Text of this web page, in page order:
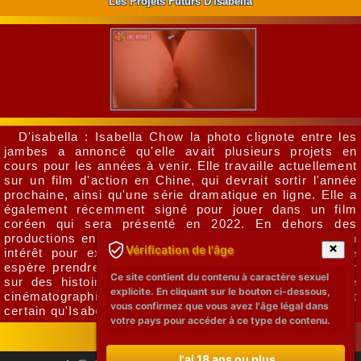
D'isabella : Isabella Chow la photo clignote entre les
jambes a annoncé qu'elle avait plusieurs projets en
cours pour les années à venir. Elle travaille actuellement
sur un film d'action en Chine, qui devrait sortir l'année
prochaine, ainsi qu'une série dramatique en ligne. Elle a
également récemment signé pour jouer dans un film
coréen qui sera présenté en 2022. En dehors des
productions en cours, Isabella a également exprimé son
intérêt pour explorer le monde de la réalisation. Elle
espère prendre les rênes de projets futurs et travailler
sur des histoires qui défient les normes de l'industrie
cinématographique. Avec son talent et sa passion, il est
certain qu'Isabella a un avenir brillant devant elle.
Vérification de l'âge
Ce site contient du contenu à caractère sexuel
explicite. En cliquant sur le bouton ci-dessous,
vous confirmez que vous avez l'âge légal dans
votre pays pour accéder à ce type de contenu.